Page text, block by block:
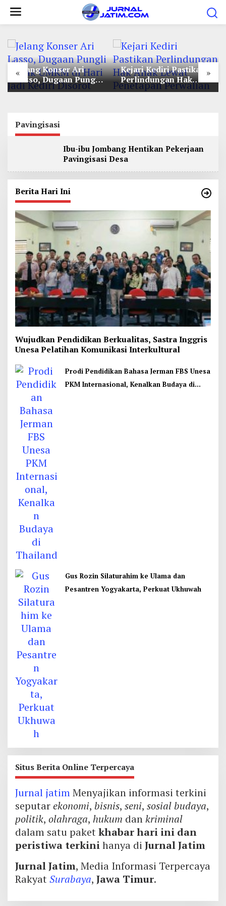
« »
Jelang Konser Ari
Lasso, Dugaan Pungli
Lapak UMKM di Hari
Kejari Kediri Pastikan
Perlindungan Hak
Anak Lewat Penetapan
Pavingisasi
Ibu-ibu Jombang Hentikan Pekerjaan
Pavingisasi Desa
Berita Hari Ini
Wujudkan Pendidikan Berkualitas, Sastra Inggris
Unesa Pelatihan Komunikasi Interkultural
Prodi Pendidikan Bahasa Jerman FBS Unesa
PKM Internasional, Kenalkan Budaya di
Gus Rozin Silaturahim ke Ulama dan
Pesantren Yogyakarta, Perkuat Ukhuwah
Situs Berita Online Terpercaya
Jurnal jatimMenyajikan informasi terkini
seputarekonomi, bisnis, seni, sosial budaya,
politik, olahraga, hukum dankriminal
dalam satu paketkhabar hari ini dan
peristiwa terkinihanya di Jurnal Jatim
Jurnal Jatim, Media Informasi Terpercaya
RakyatSurabaya, Jawa Timur.